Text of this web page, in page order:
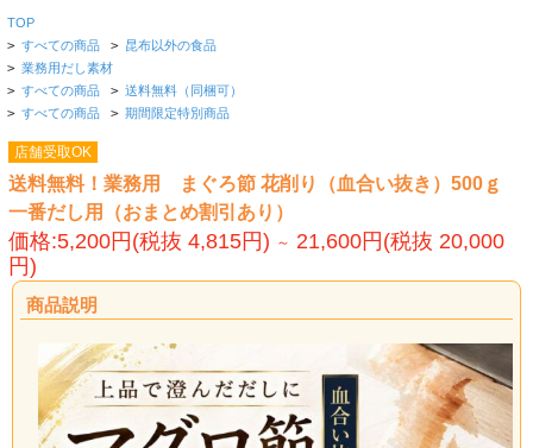
TOP
> すべての商品 > 昆布以外の食品
> 業務用だし素材
> すべての商品 > 送料無料（同梱可）
> すべての商品 > 期間限定特別商品
店舗受取OK
送料無料！業務用 まぐろ節 花削り（血合い抜き）500ｇ
一番だし用（おまとめ割引あり）
価格:5,200円(税抜 4,815円) ～ 21,600円(税抜 20,000
円)
商品説明